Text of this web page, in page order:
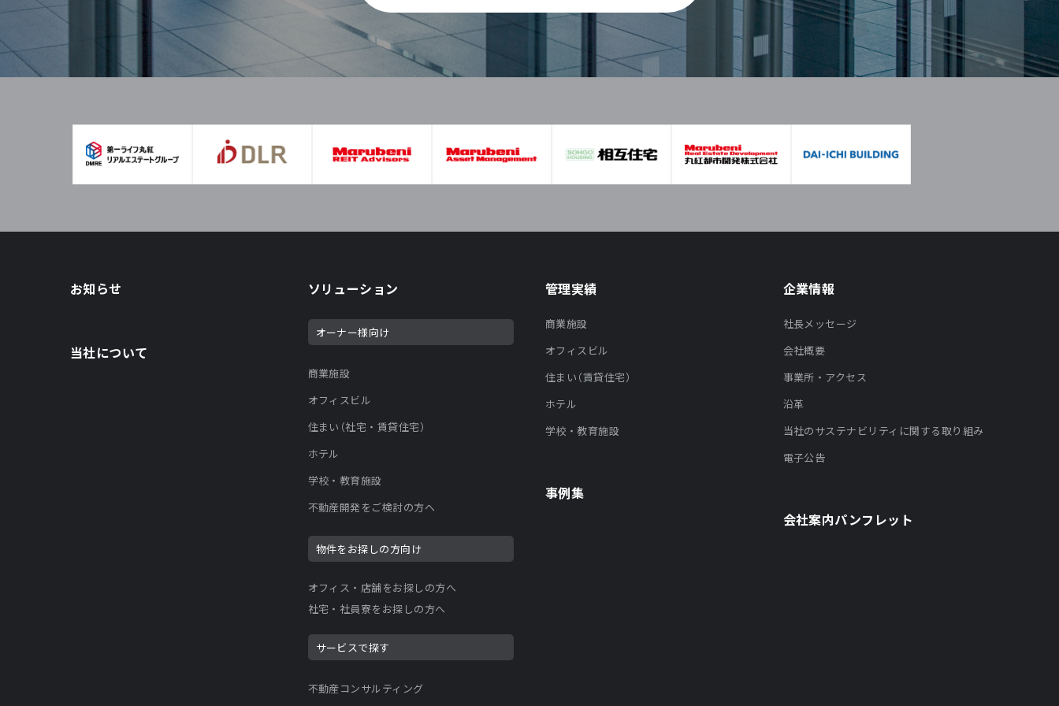
お知らせ
当社について
ソリューション
オーナー様向け
商業施設
オフィスビル
住まい（社宅・賃貸住宅）
ホテル
学校・教育施設
不動産開発をご検討の方へ
物件をお探しの方向け
オフィス・店舗をお探しの方へ
社宅・社員寮をお探しの方へ
サービスで探す
不動産コンサルティング
管理実績
商業施設
オフィスビル
住まい（賃貸住宅）
ホテル
学校・教育施設
事例集
企業情報
社長メッセージ
会社概要
事業所・アクセス
沿革
当社のサステナビリティに関する取り組み
電子公告
会社案内パンフレット